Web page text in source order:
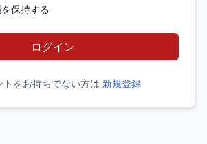
保持する
ログイン
トをお持ちでない方は 新規登録